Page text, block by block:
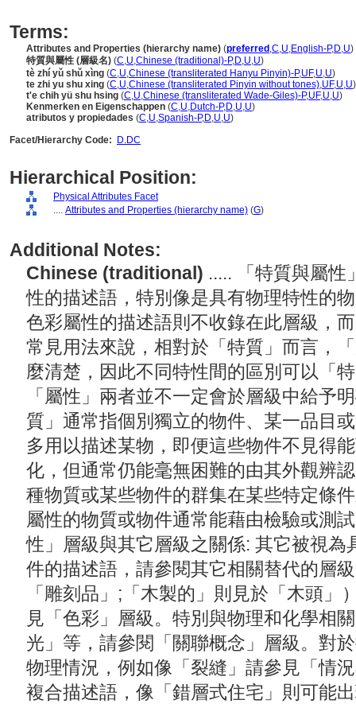
Terms:
Attributes and Properties (hierarchy name) (preferred ,C,U,English-P,D,U)
特質與屬性 (層級名) (C,U,Chinese (traditional)-P,D,U,U)
tè zhí yǔ shǔ xìng (C,U,Chinese (transliterated Hanyu Pinyin)-P,UF,U,U)
te zhi yu shu xing (C,U,Chinese (transliterated Pinyin without tones),UF,U,U)
t'e chih yü shu hsing (C,U,Chinese (transliterated Wade-Giles)-P,UF,U,U)
Kenmerken en Eigenschappen (C,U,Dutch-P,D,U,U)
atributos y propiedades (C,U,Spanish-P,D,U,U)
Facet/Hierarchy Code:
D.DC
Hierarchical Position:
Physical Attributes Facet
.... Attributes and Properties (hierarchy name) (G)
Additional Notes:
Chinese (traditional) ..... 「特質與屬性
性的描述語，特別像是具有物理特性的
色彩屬性的描述語則不收錄在此層級，
常見用法來說，相對於「特質」而言，
麼清楚，因此不同特性間的區別可以「
「屬性」兩者並不一定會於層級中給予
質」通常指個別獨立的物件、某一品目
多用以描述某物，即便這些物件不見得
化，但通常仍能毫無困難的由其外觀辨
種物質或某些物件的群集在某些特定條
屬性的物質或物件通常能藉由檢驗或測
性」層級與其它層級之關係: 其它被視
件的描述語，請參閱其它相關替代的層
「雕刻品」;「木製的」則見於「木頭」
見「色彩」層級。特別與物理和化學相
光」等，請參閱「關聯概念」層級。對
物理情況，例如像「裂縫」請參見「情
複合描述語，像「錯層式住宅」則可能